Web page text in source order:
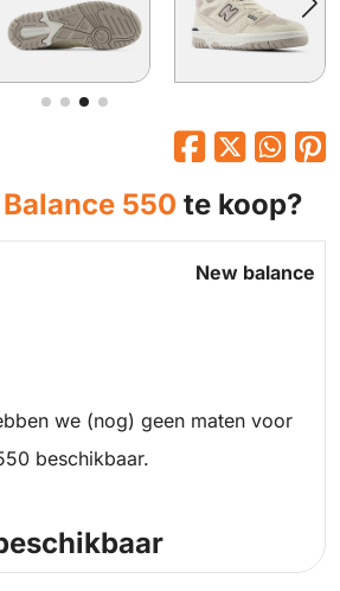
550 te koop?
New balance
we (nog) geen maten voor
beschikbaar.